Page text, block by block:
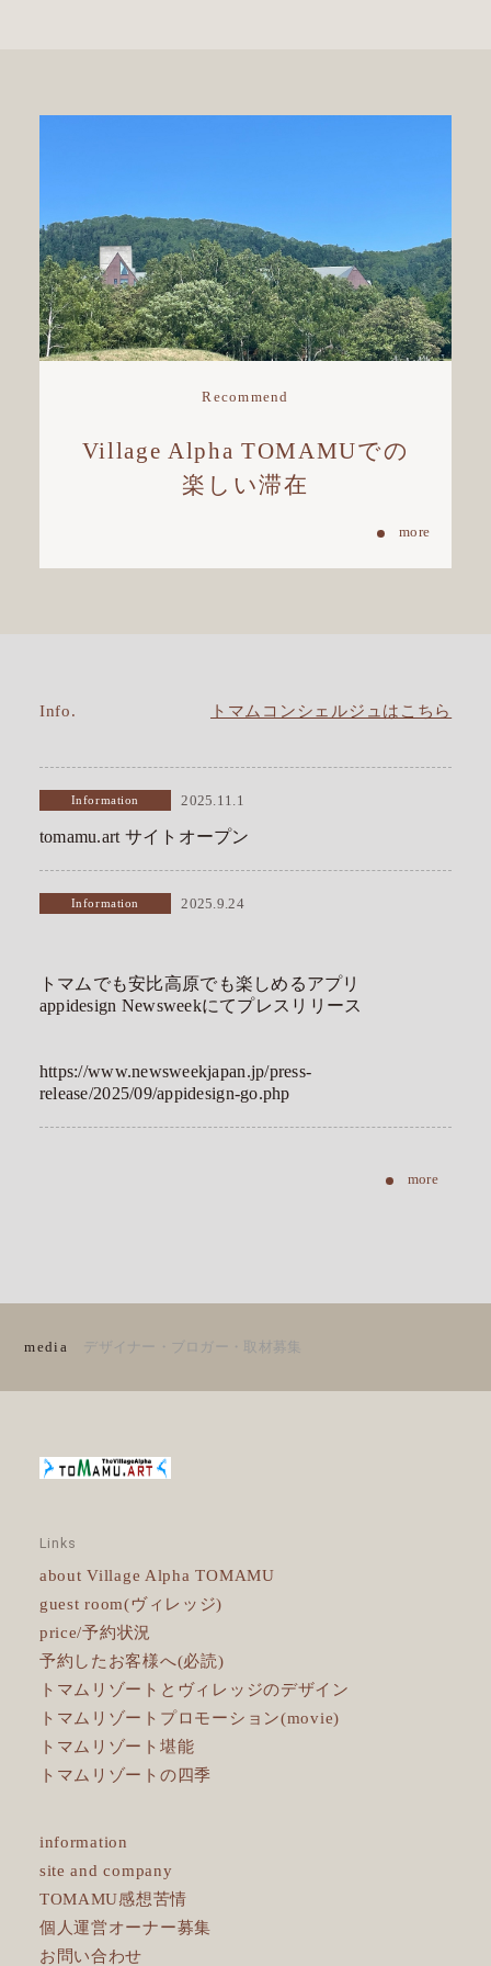
Recommend
Village Alpha TOMAMUでの
楽しい滞在
Info. トマムコンシェルジュはこちら
Information 2025.11.1
tomamu.art サイトオープン
Information 2025.9.24
トマムでも安比高原でも楽しめるアプリ
appidesign Newsweekにてプレスリリース
https://www.newsweekjapan.jp/press-
release/2025/09/appidesign-go.php
media デザイナー・ブロガー・取材募集
Links
about Village Alpha TOMAMU
guest room(ヴィレッジ)
price/予約状況
予約したお客様へ(必読)
トマムリゾートとヴィレッジのデザイン
トマムリゾートプロモーション(movie)
トマムリゾート堪能
トマムリゾートの四季
information
site and company
TOMAMU感想苦情
個人運営オーナー募集
お問い合わせ